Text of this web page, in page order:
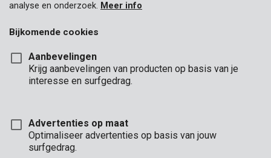
analyse en onderzoek. Meer info
Bijkomende cookies
Aanbevelingen
Krijg aanbevelingen van producten op basis van je
interesse en surfgedrag.
Advertenties op maat
Optimaliseer advertenties op basis van jouw
surfgedrag.